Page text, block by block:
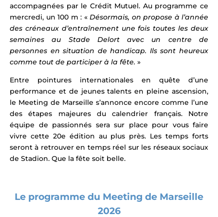
accompagnées par le Crédit Mutuel. Au programme ce
mercredi, un 100 m : « Désormais, on propose à l’année
des créneaux d’entraînement une fois toutes les deux
semaines au Stade Delort avec un centre de
personnes en situation de handicap. Ils sont heureux
comme tout de participer à la fête. »
Entre pointures internationales en quête d’une
performance et de jeunes talents en pleine ascension,
le Meeting de Marseille s’annonce encore comme l’une
des étapes majeures du calendrier français. Notre
équipe de passionnés sera sur place pour vous faire
vivre cette 20e édition au plus près. Les temps forts
seront à retrouver en temps réel sur les réseaux sociaux
de Stadion. Que la fête soit belle.
Le programme du Meeting de Marseille
2026